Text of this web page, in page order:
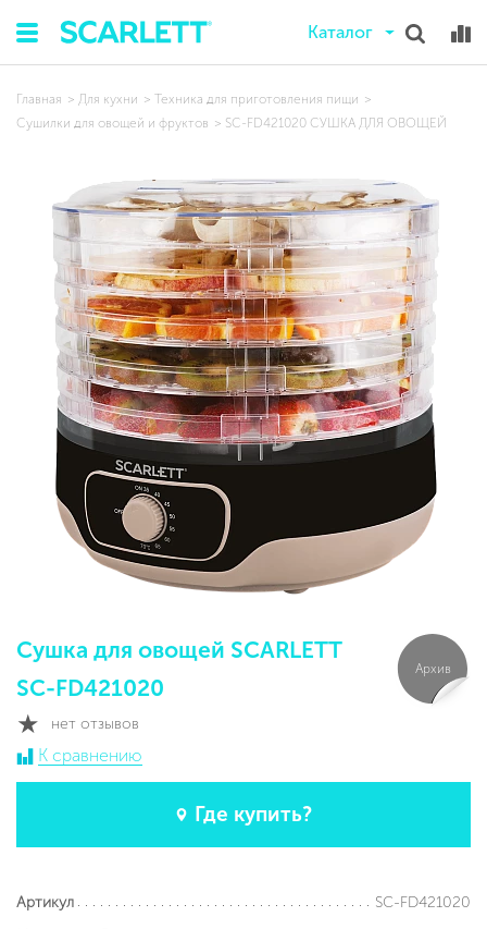
Каталог
Главная Для кухни
Техника для приготовления пищи
Сушилки для овощей и фруктов
SC-FD421020 СУШКА ДЛЯ ОВОЩЕЙ
Сушка для овощей SCARLETT
SC-FD421020
нет отзывов
К сравнению
Где купить?
Архив
Артикул
SC-FD421020